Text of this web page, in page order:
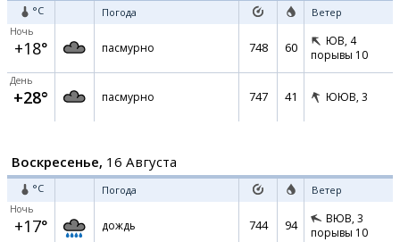
°C Погода Ветер
Ночь
+18° пасмурно 748 60 ЮВ, 4
порывы 10
День
+28° пасмурно 747 41 ЮЮВ, 3
Воскресенье, 16 Августа
°C Погода Ветер
Ночь
+17° дождь 744 94 ВЮВ, 3
порывы 10